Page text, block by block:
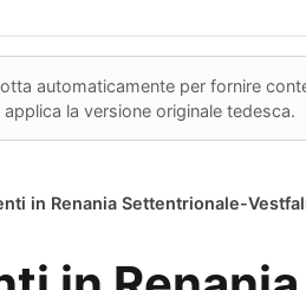
automaticamente per fornire
la versione originale tedesca.
in Renania Settentrionale-